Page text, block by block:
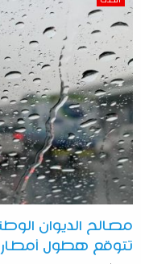
مصالح الديوان
تتوقع هطول أمطار